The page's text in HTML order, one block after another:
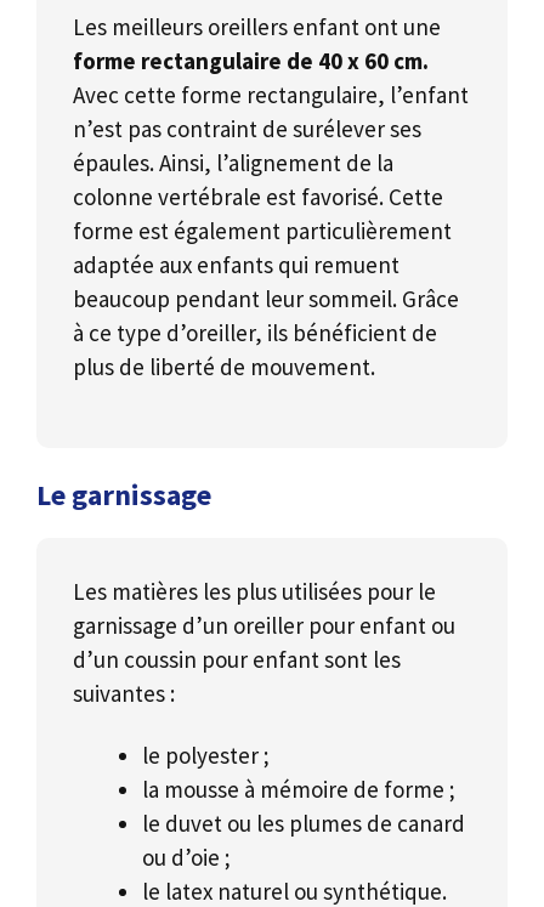
Les meilleurs oreillers enfant ont une
forme rectangulaire de 40 x 60 cm.
Avec cette forme rectangulaire, l’enfant
n’est pas contraint de surélever ses
épaules. Ainsi, l’alignement de la
colonne vertébrale est favorisé. Cette
forme est également particulièrement
adaptée aux enfants qui remuent
beaucoup pendant leur sommeil. Grâce
à ce type d’oreiller, ils bénéficient de
plus de liberté de mouvement.
Le garnissage
Les matières les plus utilisées pour le
garnissage d’un oreiller pour enfant ou
d’un coussin pour enfant sont les
suivantes :
le polyester ;
la mousse à mémoire de forme ;
le duvet ou les plumes de canard
ou d’oie ;
le latex naturel ou synthétique.